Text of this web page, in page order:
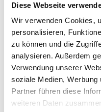
Diese Webseite
Wir verwenden Cookies,
personalisieren,
zu können und die
analysieren. Außerdem
Verwendung unserer
soziale Medien, Werbung
Partner führen diese
weiteren Daten
bietet für jeden Raum etwas.
Spezifikationen:
Florhöhe:ca. 14 mm
Material: 100% Wolle
Geeignet für
Einzigartiges 3D-Design
Leicht zu pflegen
Gewicht:+/- 3700 gr/m²